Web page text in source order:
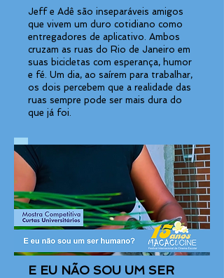
Jeff e Adê são inseparáveis amigos
que vivem um duro cotidiano como
entregadores de aplicativo. Ambos
cruzam as ruas do Rio de Janeiro em
suas bicicletas com esperança, humor
e fé. Um dia, ao saírem para trabalhar,
os dois percebem que a realidade das
ruas sempre pode ser mais dura do
que já foi.
E EU NÃO SOU UM SER